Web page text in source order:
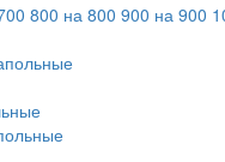
800 на 800 900 на 900